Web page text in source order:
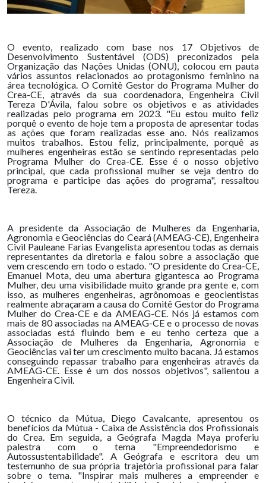
O evento, realizado com base nos 17 Objetivos de
Desenvolvimento Sustentável (ODS) preconizados pela
Organização das Nações Unidas (ONU), colocou em pauta
vários assuntos relacionados ao protagonismo feminino na
área tecnológica. O Comitê Gestor do Programa Mulher do
Crea-CE, através da sua coordenadora, Engenheira Civil
Tereza D'Ávila, falou sobre os objetivos e as atividades
realizadas pelo programa em 2023. "Eu estou muito feliz
porquê o evento de hoje tem a proposta de apresentar todas
as ações que foram realizadas esse ano. Nós realizamos
muitos trabalhos. Estou feliz, principalmente, porquê as
mulheres engenheiras estão se sentindo representadas pelo
Programa Mulher do Crea-CE. Esse é o nosso objetivo
principal, que cada profissional mulher se veja dentro do
programa e participe das ações do programa", ressaltou
Tereza.
A presidente da Associação de Mulheres da Engenharia,
Agronomia e Geociências do Ceará (AMEAG-CE), Engenheira
Civil Pauleane Farias Evangelista apresentou todas as demais
representantes da diretoria e falou sobre a associação que
vem crescendo em todo o estado. "O presidente do Crea-CE,
Emanuel Mota, deu uma abertura gigantesca ao Programa
Mulher, deu uma visibilidade muito grande pra gente e, com
isso, as mulheres engenheiras, agrônomoas e geocientistas
realmente abraçaram a causa do Comitê Gestor do Programa
Mulher do Crea-CE e da AMEAG-CE. Nós já estamos com
mais de 80 associadas na AMEAG-CE e o processo de novas
associadas está fluindo bem e eu tenho certeza que a
Associação de Mulheres da Engenharia, Agronomia e
Geociências vai ter um crescimento muito bacana. Já estamos
conseguindo repassar trabalho para engenheiras através da
AMEAG-CE. Esse é um dos nossos objetivos", salientou a
Engenheira Civil.
O técnico da Mútua, Diego Cavalcante, apresentou os
benefícios da Mútua - Caixa de Assistência dos Profissionais
do Crea. Em seguida, a Geógrafa Magda Maya proferiu
palestra com o tema "Empreendedorismo e
Autossustentabilidade". A Geógrafa e escritora deu um
testemunho de sua própria trajetória profissional para falar
sobre o tema. "Inspirar mais mulheres a empreender e